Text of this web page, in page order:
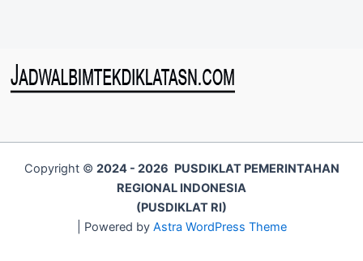
Copyright © 2024 - 2026 PUSDIKLAT PEMERINTAHAN
REGIONAL INDONESIA
(PUSDIKLAT RI)
| Powered by Astra WordPress Theme